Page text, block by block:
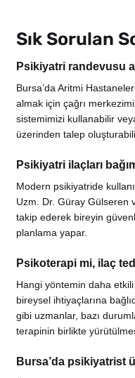
Sık Sorulan
Psikiyatri randevusu
Bursa’da Aritmi
almak için çağrı
sistemimizi kullanabilir
üzerinden talep
Psikiyatri ilaçları
Modern psikiyatride
Uzm. Dr. Güray Gülseren
takip ederek bireyin
planlama yapar.
Psikoterapi mi, ilaç
Hangi yöntemin daha etkili
bireysel ihtiyaçlarına
gibi uzmanlar, bazı
terapinin birlikte
Bursa’da psikiyatrist